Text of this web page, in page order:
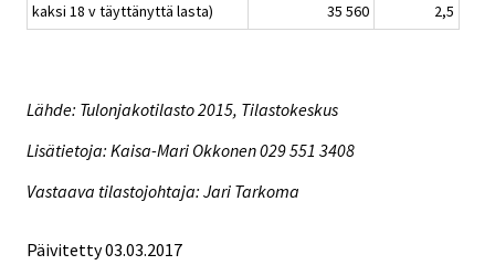
kaksi 18 v täyttänyttä lasta)
35 560 2,5
Lähde: Tulonjakotilasto 2015, Tilastokeskus
Lisätietoja: Kaisa-Mari Okkonen 029 551 3408
Vastaava tilastojohtaja: Jari Tarkoma
Päivitetty 03.03.2017